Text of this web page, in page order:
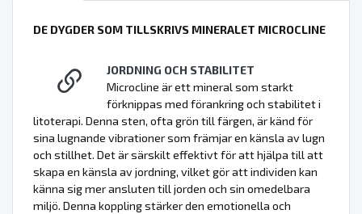
DE DYGDER SOM TILLSKRIVS MINERALET MICROCLINE
JORDNING OCH STABILITET
Microcline är ett mineral som starkt
förknippas med förankring och stabilitet i
litoterapi. Denna sten, ofta grön till färgen, är känd för
sina lugnande vibrationer som främjar en känsla av lugn
och stillhet. Det är särskilt effektivt för att hjälpa till att
skapa en känsla av jordning, vilket gör att individen kan
känna sig mer ansluten till jorden och sin omedelbara
miljö. Denna koppling stärker den emotionella och